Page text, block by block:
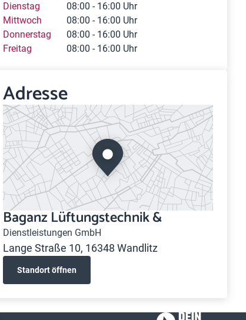
Dienstag
08:00 - 16:00 Uhr
Mittwoch
08:00 - 16:00 Uhr
Donnerstag
08:00 - 16:00 Uhr
Freitag
08:00 - 16:00 Uhr
Adresse
Baganz Lüftungstechnik &
Dienstleistungen GmbH
Lange Straße 10, 16348 Wandlitz
Standort öffnen